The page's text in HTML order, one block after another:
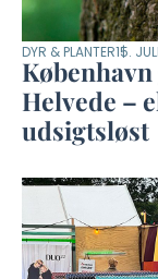
DYR & PLANTER15.
Helvede –
udsigtsløst